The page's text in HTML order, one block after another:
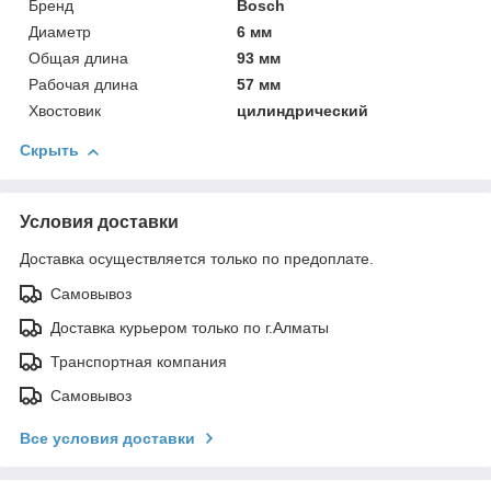
Бренд
Bosch
Диаметр
6 мм
Общая длина
93 мм
Рабочая длина
57 мм
Хвостовик
цилиндрический
Скрыть
Условия доставки
Доставка осуществляется только по предоплате.
Самовывоз
Доставка курьером только по г.Алматы
Транспортная компания
Самовывоз
Все условия доставки